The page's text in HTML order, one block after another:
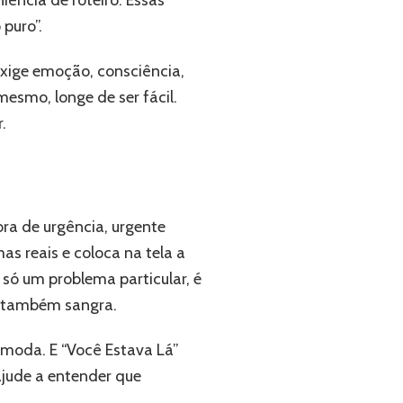
emoção, consciência,
longe de ser fácil.
de urgência, urgente
reais e coloca na tela a
um problema particular, é
sangra.
E “Você Estava Lá”
a entender que